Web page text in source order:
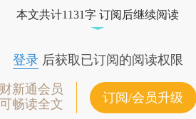
本文共计1131字 订阅后继续阅读
登录后获取已订阅的阅读权限
财新通会员
可畅读全文
订阅/会员升级